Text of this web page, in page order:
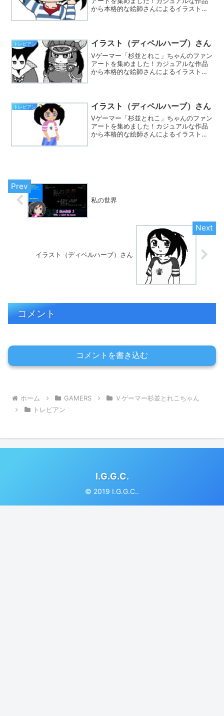
から本格的な絵師さんによるイラストま
トレビアン イラスト（ディペルハーブ）さん
Vゲーマー「杉並とれこ」ちゃんのファン
アートを集めました！カジュアルな作品
から本格的な絵師さんによるイラストま
トレビアン イラスト（ディペルハーブ）さん
Vゲーマー「杉並とれこ」ちゃんのファン
アートを集めました！カジュアルな作品
から本格的な絵師さんによるイラストま
私の世界
イラスト（ディペルハーブ）さん
コメント
コメントを書き込む
ホーム GAMERS
Ｖゲーマー杉並とれこちゃん
トレビアン
I.G.G.C.
© 2019 I.G.G.C..